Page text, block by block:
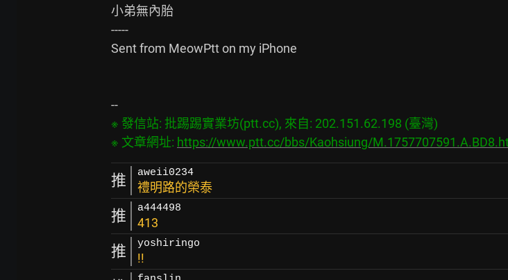
小弟無內胎
-----
Sent from MeowPtt on my iPhone
※ 發信站: 批踢踢實業坊(ptt.cc), 來自: 202.151.62.198 (臺灣)
※ 文章網址: https://www.ptt.cc/bbs/Kaohsiung/
推 aweii0234
禮明路的榮泰
推 a444498
413
推 yoshiringo
!!